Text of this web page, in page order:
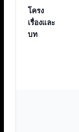
โครง
เรื่องและ
บท